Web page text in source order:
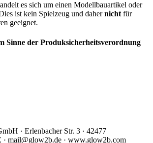
es sich um einen Modellbauartikel oder
ist kein Spielzeug und dahernicht für
geeignet.
Sinne der Produksicherheitsverordnung
· Erlenbacher Str. 3 · 42477
· mail@glow2b.de · www.glow2b.com